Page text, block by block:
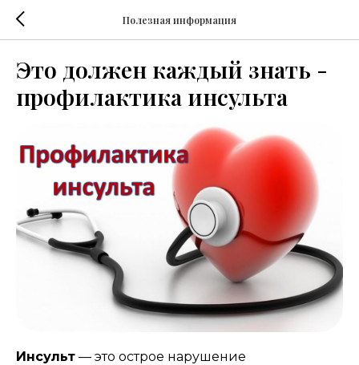
Полезная информация
Это должен каждый знать -
профилактика инсульта
Инсульт — это острое нарушение